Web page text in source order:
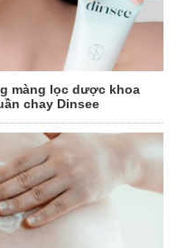
màng lọc dược khoa
chay Dinsee